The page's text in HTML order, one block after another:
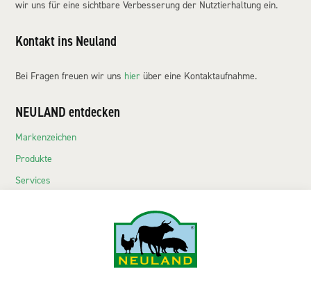
wir uns für eine sichtbare Verbesserung der Nutztierhaltung ein.
Kontakt ins Neuland
Bei Fragen freuen wir uns hier über eine Kontaktaufnahme.
NEULAND entdecken
Markenzeichen
Produkte
Services